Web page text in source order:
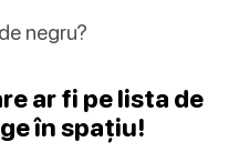
negru?
ar fi pe lista de
în spațiu!